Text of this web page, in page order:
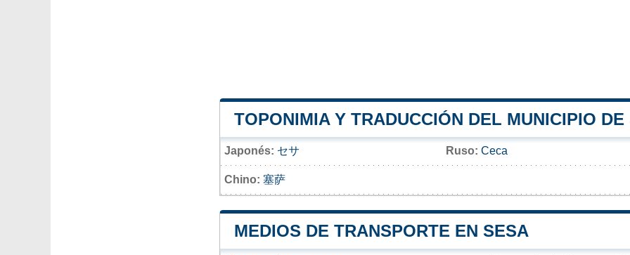
TOPONIMIA Y TRADUCCIÓN DEL MUNICIPIO DE
Japonés: セサ Ruso: Сеса
Chino: 塞萨
MEDIOS DE TRANSPORTE EN SESA